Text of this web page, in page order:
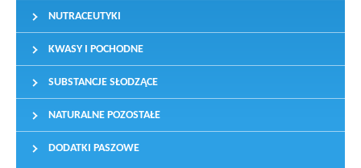
NUTRACEUTYKI
KWASY I POCHODNE
SUBSTANCJE SŁODZĄCE
NATURALNE POZOSTAŁE
DODATKI PASZOWE